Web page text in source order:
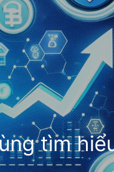
Thể loại Liên kết
tìm